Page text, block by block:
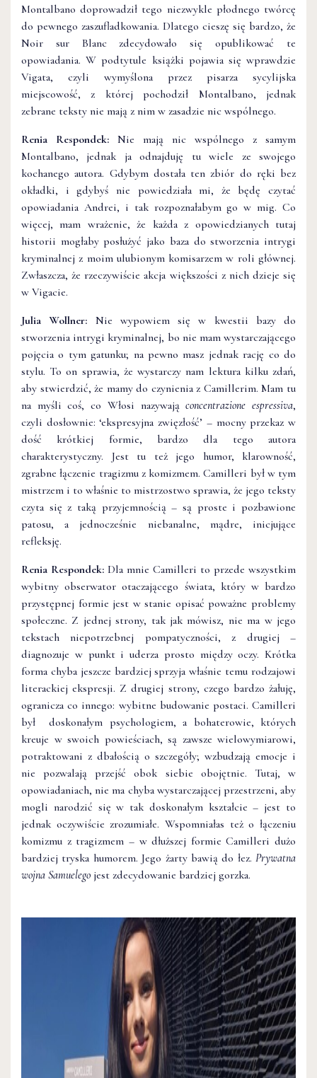
Montalbano doprowadził tego niezwykle płodnego twórcę
do pewnego zaszufladkowania. Dlatego cieszę się bardzo, że
Noir sur Blanc zdecydowało się opublikować te
opowiadania. W podtytule książki pojawia się wprawdzie
Vigata, czyli wymyślona przez pisarza sycylijska
miejscowość, z której pochodził Montalbano, jednak
zebrane teksty nie mają z nim w zasadzie nic wspólnego.
Renia Respondek: Nie mają nic wspólnego z samym
Montalbano, jednak ja odnajduję tu wiele ze swojego
kochanego autora. Gdybym dostała ten zbiór do ręki bez
okładki, i gdybyś nie powiedziała mi, że będę czytać
opowiadania Andrei, i tak rozpoznałabym go w mig. Co
więcej, mam wrażenie, że każda z opowiedzianych tutaj
historii mogłaby posłużyć jako baza do stworzenia intrygi
kryminalnej z moim ulubionym komisarzem w roli głównej.
Zwłaszcza, że rzeczywiście akcja większości z nich dzieje się
w Vigacie.
Julia Wollner: Nie wypowiem się w kwestii bazy do
stworzenia intrygi kryminalnej, bo nie mam wystarczającego
pojęcia o tym gatunku; na pewno masz jednak rację co do
stylu. To on sprawia, że wystarczy nam lektura kilku zdań,
aby stwierdzić, że mamy do czynienia z Camillerim. Mam tu
na myśli coś, co Włosi nazywająconcentrazione espressiva,
czyli dosłownie: ‘ekspresyjna zwięzłość’ – mocny przekaz w
dość krótkiej formie, bardzo dla tego autora
charakterystyczny. Jest tu też jego humor, klarowność,
zgrabne łączenie tragizmu z komizmem. Camilleri był w tym
mistrzem i to właśnie to mistrzostwo sprawia, że jego teksty
czyta się z taką przyjemnością – są proste i pozbawione
patosu, a jednocześnie niebanalne, mądre, inicjujące
refleksję.
Renia Respondek: Dla mnie Camilleri to przede wszystkim
wybitny obserwator otaczającego świata, który w bardzo
przystępnej formie jest w stanie opisać poważne problemy
społeczne. Z jednej strony, tak jak mówisz, nie ma w jego
tekstach niepotrzebnej pompatyczności, z drugiej –
diagnozuje w punkt i uderza prosto między oczy. Krótka
forma chyba jeszcze bardziej sprzyja właśnie temu rodzajowi
literackiej ekspresji. Z drugiej strony, czego bardzo żałuję,
ogranicza co innego: wybitne budowanie postaci. Camilleri
był doskonałym psychologiem, a bohaterowie, których
kreuje w swoich powieściach, są zawsze wielowymiarowi,
potraktowani z dbałością o szczegóły; wzbudzają emocje i
nie pozwalają przejść obok siebie obojętnie. Tutaj, w
opowiadaniach, nie ma chyba wystarczającej przestrzeni, aby
mogli narodzić się w tak doskonałym kształcie – jest to
jednak oczywiście zrozumiałe. Wspomniałas też o łączeniu
komizmu z tragizmem – w dłuższej formie Camilleri dużo
bardziej tryska humorem. Jego żarty bawią do łez. Prywatna
wojna Samuelego jest zdecydowanie bardziej gorzka.